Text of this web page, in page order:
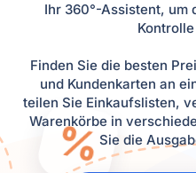
%
Ihr 360°-Assistent, um
Finden Sie die besten
und Kundenkarten an
teilen Sie Einkaufslisten,
Warenkörbe in
Sie die